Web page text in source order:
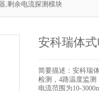
,剩余电流探测模块
安科瑞体
简要描述： 安科瑞
检测，4路温度监
电流范围为10-